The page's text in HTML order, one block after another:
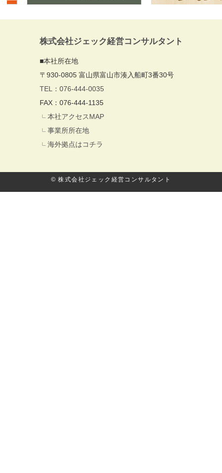
株式会社ジェック経営コンサルタント
■本社所在地
〒930-0805 富山県富山市湊入船町3番30号
TEL：076-444-0035
FAX：076-444-1135
本社アクセスMAP
事業所所在地
海外拠点はコチラ
© 株式会社ジェック経営コンサルタント